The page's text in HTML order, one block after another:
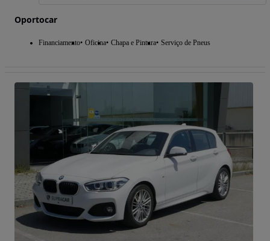
Oportocar
Financiamento Oficina Chapa e Pintura Serviço de Pneus